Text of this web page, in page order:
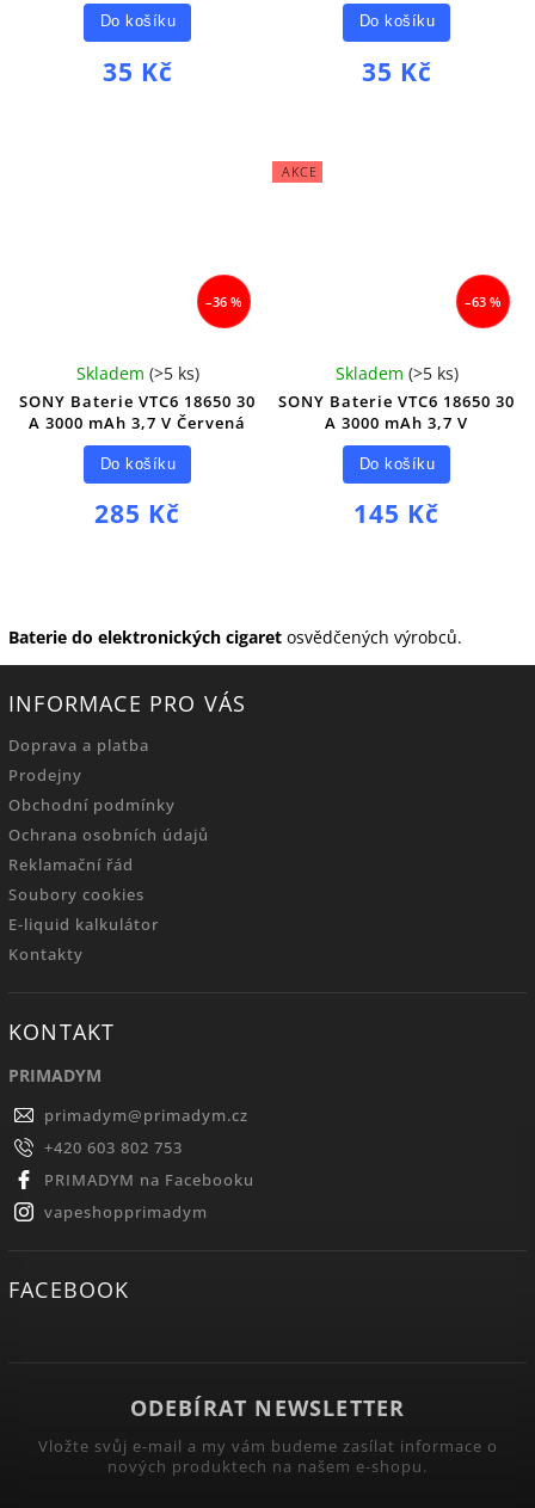
35 Kč
Do košíku
35 Kč
Do košíku
–36 %
SONY Baterie VTC6 18650 30
A 3000 mAh 3,7 V Červená
Skladem (>5 ks)
285 Kč
Do košíku
AKCE
–63 %
SONY Baterie VTC6 18650 30
A 3000 mAh 3,7 V
Skladem (>5 ks)
145 Kč
Do košíku
Baterie do elektronických cigaret osvědčených výrobců.
INFORMACE PRO VÁS
Doprava a platba
Prodejny
Obchodní podmínky
Ochrana osobních údajů
Reklamační řád
Soubory cookies
E-liquid kalkulátor
Kontakty
KONTAKT
PRIMADYM
primadym@primadym.cz
+420 603 802 753
PRIMADYM na Facebooku
vapeshopprimadym
FACEBOOK
ODEBÍRAT NEWSLETTER
Vložte svůj e-mail a my vám budeme zasílat informace o
nových produktech na našem e-shopu.